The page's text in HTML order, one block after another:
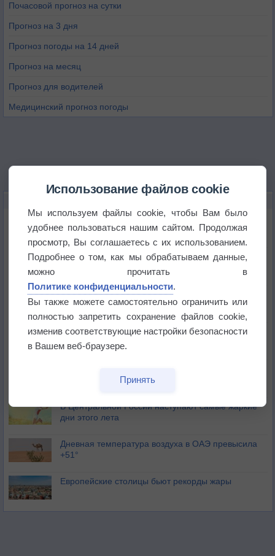
Почасовой прогноз на сутки
Прогноз на 3 дня
Прогноз погоды на 14 дней
Прогноз на месяц
Прогноз для водителей
Медицинский прогноз погоды
Погода в Екатеринбурге 6 августа
Погода в Краснодаре 6 августа
Погода в Санкт-Петербурге 6 августа
Погода в Москве 6 августа
В Центральной России наступают самые жаркие
дни этого лета
Дневная температура воздуха в ОАЭ превысила
+51°
Европейские столицы бьют рекорды жары
Использование файлов cookie
Мы используем файлы cookie, чтобы Вам было
удобнее пользоваться нашим сайтом. Продолжая
просмотр, Вы соглашаетесь с их использованием.
Подробнее о том, как мы обрабатываем данные,
можно прочитать в
Политике конфиденциальности.
Вы также можете самостоятельно ограничить или
полностью запретить сохранение файлов cookie,
изменив соответствующие настройки безопасности
в Вашем веб-браузере.
Принять